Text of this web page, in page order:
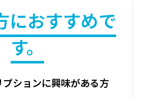
におすすめで
す。
ションに興味がある方